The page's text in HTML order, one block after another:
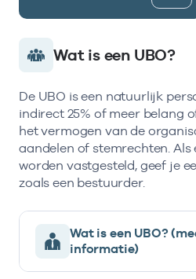
Wat is een UBO?
De UBO is een natuurlijk
indirect 25% of meer belang
het vermogen van de
aandelen of stemrechten. Als
worden vastgesteld, geef je
zoals een bestuurder.
Wat is een UBO?
informatie)